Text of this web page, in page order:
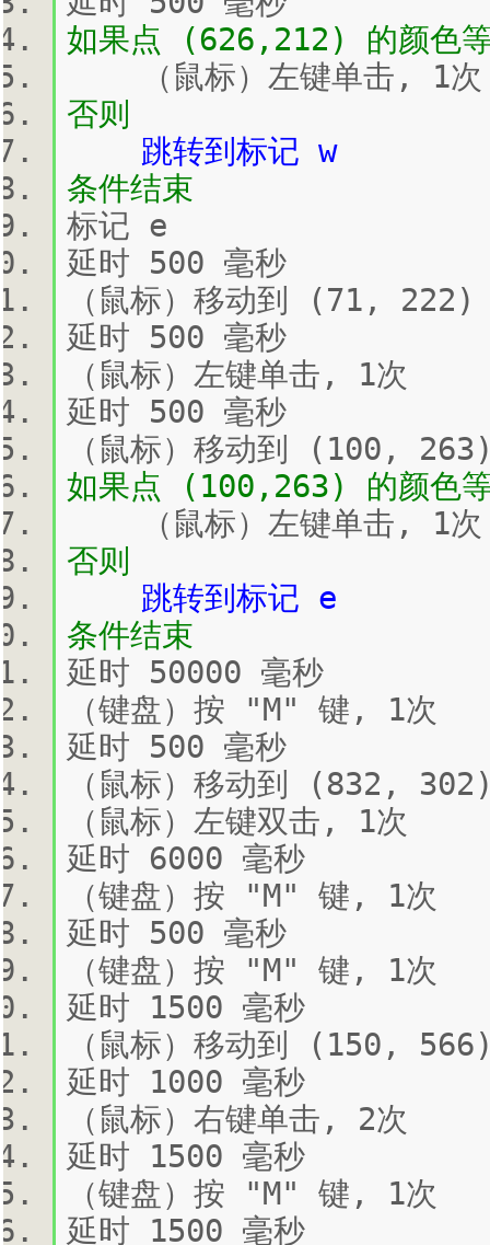
如果点 (626,212) 的颜色
（鼠标）左键单击, 1次
否则
跳转到标记 w
条件结束
标记 e
延时 500 毫秒
（鼠标）移动到 (71, 222)
延时 500 毫秒
（鼠标）左键单击, 1次
延时 500 毫秒
（鼠标）移动到 (100,
如果点 (100,263) 的颜色
（鼠标）左键单击, 1次
否则
跳转到标记 e
条件结束
延时 50000 毫秒
（键盘）按 "M" 键, 1次
延时 500 毫秒
（鼠标）移动到 (832,
（鼠标）左键双击, 1次
延时 6000 毫秒
（键盘）按 "M" 键, 1次
延时 500 毫秒
（键盘）按 "M" 键, 1次
延时 1500 毫秒
（鼠标）移动到 (150,
延时 1000 毫秒
（鼠标）右键单击, 2次
延时 1500 毫秒
（键盘）按 "M" 键, 1次
延时 1500 毫秒